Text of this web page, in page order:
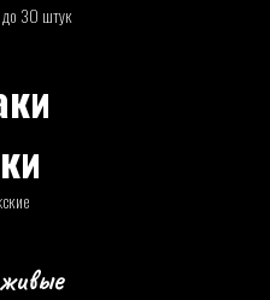
до 30 штук